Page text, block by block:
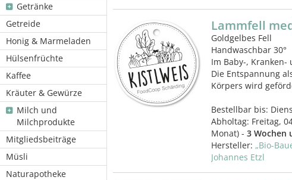
Getränke
Getreide
Honig & Marmeladen
Hülsenfrüchte
Kaffee
Kräuter & Gewürze
Milch und
Milchprodukte
Mitgliedsbeiträge
Müsli
Naturapotheke
Lammfell
Goldgelbes Fell
Handwaschbar 30°
Im Baby-, Kranken-
Die Entspannung
Körpers wird
Bestellbar bis:
Abholtag: Freitag,
Monat) - 3 Wochen
Hersteller: „Bio-
Johannes Etzl